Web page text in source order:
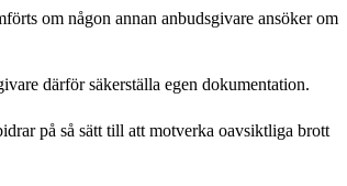
om någon annan anbudsgivare ansöker om
därför säkerställa egen dokumentation.
på så sätt till att motverka oavsiktliga brott